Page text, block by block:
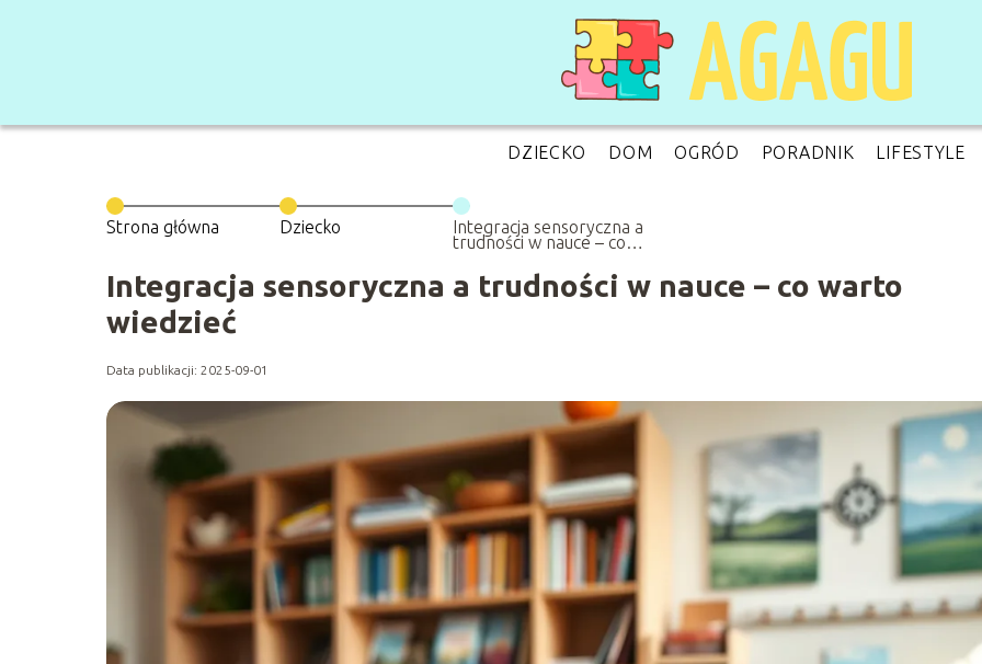
DZIECKO DOM OGRÓD PORADNIK LIFESTYLE
Strona główna Dziecko Integracja sensoryczna a
trudności w nauce – co
Integracja sensoryczna a trudności w nauce – co warto
wiedzieć
Data publikacji: 2025-09-01